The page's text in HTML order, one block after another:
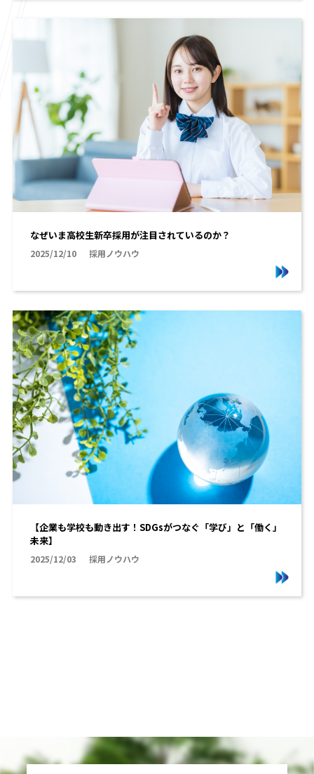
なぜいま高校生新卒採用が注目されているのか？
2025/12/10 採用ノウハウ
【企業も学校も動き出す！SDGsがつなぐ「学び」と「働く」
未来】
2025/12/03 採用ノウハウ